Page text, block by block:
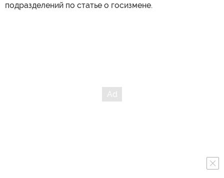
подразделений по статье о госизмене.